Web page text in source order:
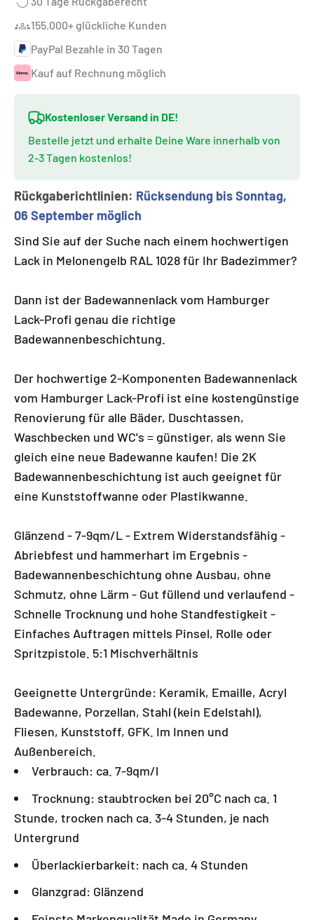
155.000+ glückliche Kunden
PayPal Bezahle in 30 Tagen
Kauf auf Rechnung möglich
Kostenloser Versand in DE!
Bestelle jetzt und erhalte Deine Ware innerhalb von
2-3 Tagen kostenlos!
Rückgaberichtlinien: Rücksendung bis Sonntag,
06 September möglich
Sind Sie auf der Suche nach einem hochwertigen
Lack in Melonengelb RAL 1028 für Ihr Badezimmer?
Dann ist der Badewannenlack vom Hamburger
Lack-Profi genau die richtige
Badewannenbeschichtung.
Der hochwertige 2-Komponenten Badewannenlack
vom Hamburger Lack-Profi ist eine kostengünstige
Renovierung für alle Bäder, Duschtassen,
Waschbecken und WC's = günstiger, als wenn Sie
gleich eine neue Badewanne kaufen! Die 2K
Badewannenbeschichtung ist auch geeignet für
eine Kunststoffwanne oder Plastikwanne.
Glänzend - 7-9qm/L - Extrem Widerstandsfähig -
Abriebfest und hammerhart im Ergebnis -
Badewannenbeschichtung ohne Ausbau, ohne
Schmutz, ohne Lärm - Gut füllend und verlaufend -
Schnelle Trocknung und hohe Standfestigkeit -
Einfaches Auftragen mittels Pinsel, Rolle oder
Spritzpistole. 5:1 Mischverhältnis
Geeignette Untergründe: Keramik, Emaille, Acryl
Badewanne, Porzellan, Stahl (kein Edelstahl),
Fliesen, Kunststoff, GFK. Im Innen und
Außenbereich.
Verbrauch: ca. 7-9qm/l
Trocknung: staubtrocken bei 20°C nach ca. 1
Stunde, trocken nach ca. 3-4 Stunden, je nach
Untergrund
Überlackierbarkeit: nach ca. 4 Stunden
Glanzgrad: Glänzend